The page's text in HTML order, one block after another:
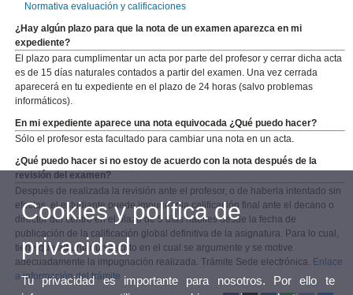
Normativa evaluación y calificaciones
¿Hay algún plazo para que la nota de un examen aparezca en mi
expediente?
El plazo para cumplimentar un acta por parte del profesor y cerrar dicha acta
es de 15 días naturales contados a partir del examen. Una vez cerrada
aparecerá en tu expediente en el plazo de 24 horas (salvo problemas
informáticos).
En mi expediente aparece una nota equivocada ¿Qué puedo hacer?
Sólo el profesor esta facultado para cambiar una nota en un acta.
¿Qué puedo hacer si no estoy de acuerdo con la nota después de la
revisión del examen?
Después de realizada la revisión ante el profesor, o de haberla intentado sin
efectos, el estudiante puede impugnar la calificación final ante el decano o
director del centro en el plazo de 5 días hábiles desde la fecha de
publicación de la calificación global definitiva de la asignatura. Para lo cual,
tiene que adjuntar un escrito en el cual se argumente y se motive
adecuadamente la impugnación realizada. Trámite Sede electrónica. Enlace
a información del trámite
Cookies y política de
privacidad
Tu privacidad es importante para nosotros. Por ello te